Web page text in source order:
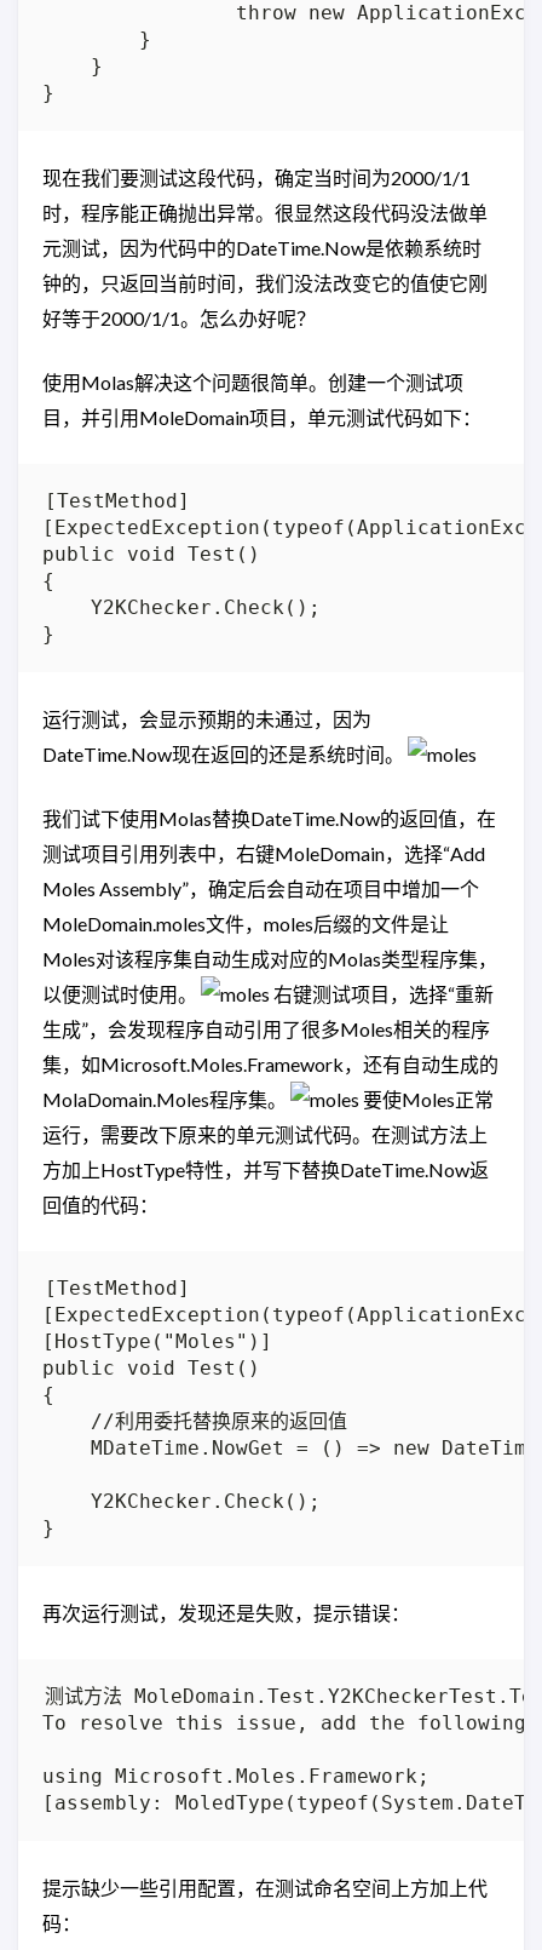
throw new
        }
    }
现在我们要测试这段代码，确定当时间为2000/1/1
时，程序能正确抛出异常。很显然这段代码没法做单
元测试，因为代码中的DateTime.Now是依赖系统时
钟的，只返回当前时间，我们没法改变它的值使它刚
好等于2000/1/1。怎么办好呢？
使用Molas解决这个问题很简单。创建一个测试项
目，并引用MoleDomain项目，单元测试代码如下：
[TestMethod]
public void Test()
{
    Y2KChecker.Check();
运行测试，会显示预期的未通过，因为
DateTime.Now现在返回的还是系统时间。
我们试下使用Molas替换DateTime.Now的返回值，在
测试项目引用列表中，右键MoleDomain，选择“Add
Moles Assembly”，确定后会自动在项目中增加一个
MoleDomain.moles文件，moles后缀的文件是让
Moles对该程序集自动生成对应的Molas类型程序集，
以便测试时使用。
右键测试项目，选择“重新
生成”，会发现程序自动引用了很多Moles相关的程序
集，如Microsoft.Moles.Framework，还有自动生成的
MolaDomain.Moles程序集。
要使Moles正常
运行，需要改下原来的单元测试代码。在测试方法上
方加上HostType特性，并写下替换DateTime.Now返
回值的代码：
[TestMethod]
[HostType("Moles")]
public void Test()
{
    //利用委托替换原来的返回值
MDateTime.NowGet = () => new
    Y2KChecker.Check();
再次运行测试，发现还是失败，提示错误：
测试方法
To resolve this issue, add the
using Microsoft.Moles.Framework;
提示缺少一些引用配置，在测试命名空间上方加上代
码：